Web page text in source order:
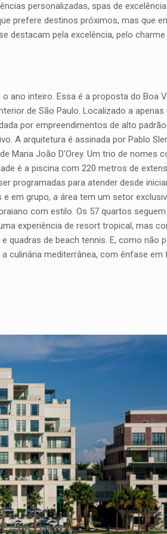
personalizadas, spas de
prefere destinos próximos, mas que
destacam pela excelência, pelo
ano inteiro. Essa é a proposta do Boa
de São Paulo. Localizado a
por empreendimentos de alto
A arquitetura é assinada por Pablo
Maria João D’Orey. Um trio de nomes
é a piscina com 220 metros de
programadas para atender desde
em grupo, a área tem um setor
com estilo. Os 57 quartos
experiência de resort tropical, mas
quadras de beach tennis. E, como não
culinária mediterrânea, com ênfase